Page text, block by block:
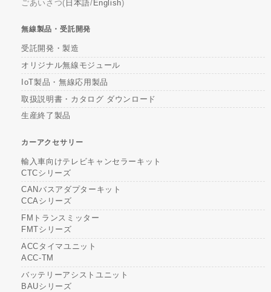
ごあいさつ( 日本語/ English)
無線製品・受託開発
受託開発・製造
オリジナル無線モジュール
IoT製品・無線応用製品
取扱説明書・カタログ ダウンロード
生産終了製品
カーアクセサリー
輸入車向けテレビキャンセラーキット
CTCシリーズ
CANバスアダプターキット
CCAシリーズ
FMトランスミッター
FMTシリーズ
ACCタイマユニット
ACC-TM
バッテリーアシストユニット
BAUシリーズ